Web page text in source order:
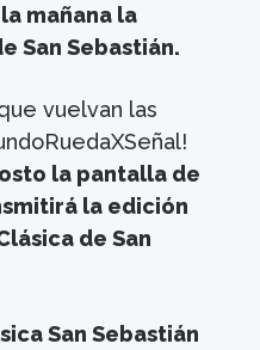
mañana la
San Sebastián.
vuelvan las
la pantalla de
la edición
de San
San Sebastián